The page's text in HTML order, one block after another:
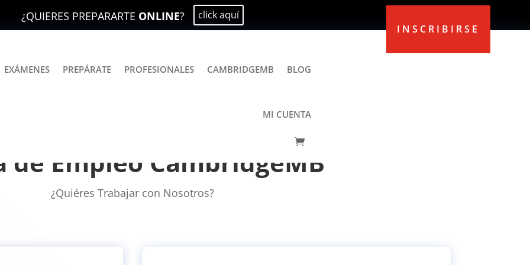
¿QUIERES PREPARARTE ONLINE? click aquí
EXÁMENES PREPÁRATE PROFESIONALES CAMBRIDGEMB BLOG
MI CUENTA
INSCRIBIRSE
de Empleo CambridgeMB
¿Quiéres Trabajar con Nosotros?